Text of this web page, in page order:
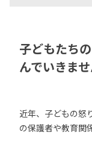
子どもたち
んでいきま
近年、子どもの怒
の保護者や教育関